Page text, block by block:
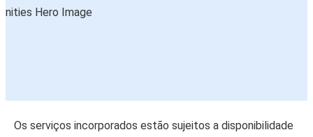
Os serviços incorporados estão sujeitos a disponibilidade